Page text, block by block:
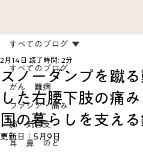
すべてのブログ
がん 難病
ファシア・痛み
肺 気管支
耳 鼻 のど
すべてのブログ
スノーダンプを蹴
した右腰下肢の痛
国の暮らしを支え
2月14日 読了時間: 2分
更新日： 5月9日